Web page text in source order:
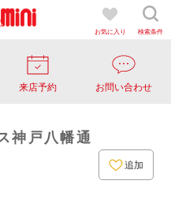
お気に入り 検索条件
来店予約 お問い合わせ
神戸八幡通
追加